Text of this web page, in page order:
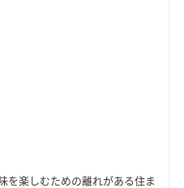
を楽しむための離れがある住ま